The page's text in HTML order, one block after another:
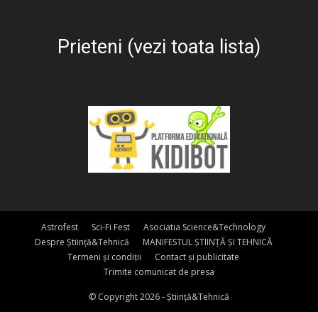
Prieteni (vezi toata lista)
Astrofest Sci-Fi Fest
Asociatia Science&Technology
Despre Știință&Tehnică
MANIFESTUL ȘTIINȚĂ ȘI TEHNICĂ
Termeni și condiții
Contact și publicitate
Trimite comunicat de presa
© Copyright 2026 - Știință&Tehnică